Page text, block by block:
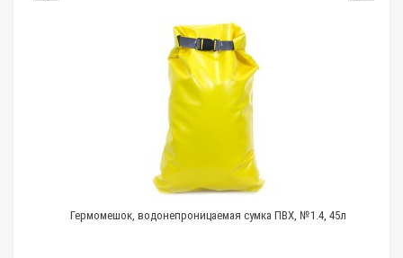
Гермомешок, водонепроницаемая сумка ПВХ, №1.4, 45л